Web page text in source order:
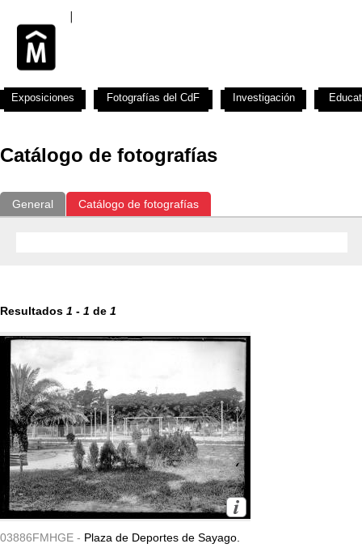
Catálogo de fotografías
General Catálogo de fotografías
Resultados 1 - 1 de 1
03886FMHGE - Plaza de Deportes de Sayago.
Exposiciones Fotografías del CdF Investigación